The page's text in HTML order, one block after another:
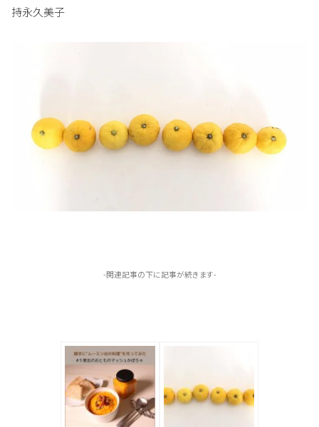
持永久美子
-関連記事の下に記事が続きます-